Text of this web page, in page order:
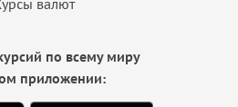
валют
по всему миру
приложении: